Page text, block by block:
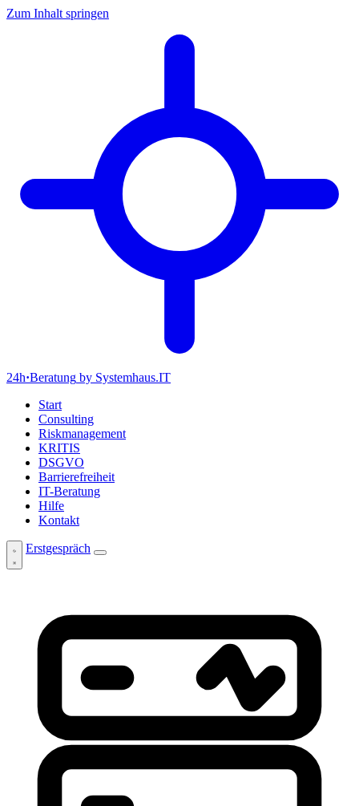
Zum Inhalt springen
24h·Beratung by Systemhaus.IT
Start
Consulting
Riskmanagement
KRITIS
DSGVO
Barrierefreiheit
IT-Beratung
Hilfe
Kontakt
Erstgespräch